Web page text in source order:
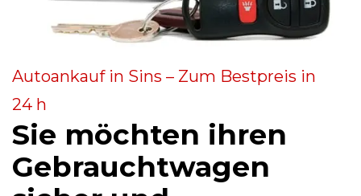
Autoankauf in Sins – Zum Bestpreis in
24 h
Sie möchten ihren
Gebrauchtwagen